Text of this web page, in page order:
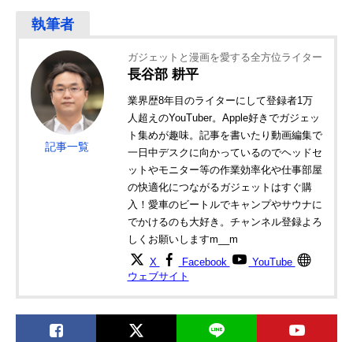
記事一覧
ガジェットと漫画を愛する全方位ライター
長谷部 耕平
業界歴8年目のライターにして登録者1万
人超えのYouTuber。Apple好きでガジェッ
ト集めが趣味。記事を書いたり動画編集で
一日中デスクに向かっているのでヘッドセ
ットやモニター等の作業効率化や仕事部屋
の快適化につながるガジェットはすぐ購
入！愛車のビートルでキャンプやサウナに
でかけるのも大好き。チャンネル登録よろ
しくお願いしますm__m
X Facebook
YouTube
ウェブサイト